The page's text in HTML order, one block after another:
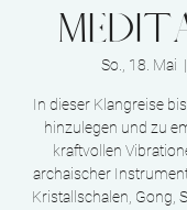
So., 18. Mai
  |
In dieser Klangreise
hinzulegen und zu
kraftvollen
archaischer
Kristallschalen, Gong,